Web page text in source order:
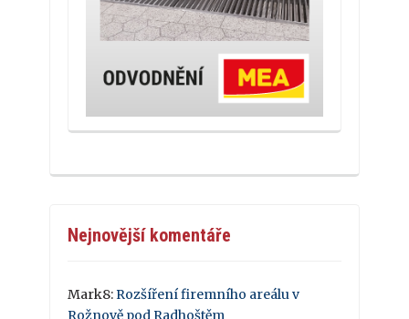
Nejnovější komentáře
Mark8:Rozšíření firemního areálu v
Rožnově pod Radhoštěm